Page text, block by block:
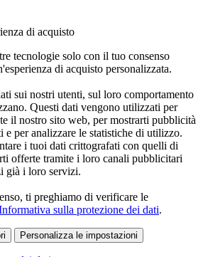
di acquisto
tecnologie solo con il tuo consenso
di acquisto personalizzata.
sui nostri utenti, sul loro comportamento
Questi dati vengono utilizzati per
il nostro sito web, per mostrarti pubblicità
e per analizzare le statistiche di utilizzo.
i tuoi dati crittografati con quelli di
offerte tramite i loro canali pubblicitari
già i loro servizi.
ti preghiamo di verificare le
sulla protezione dei dati.
Personalizza le impostazioni